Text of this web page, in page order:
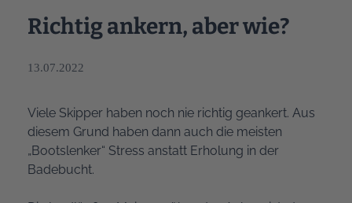
Richtig ankern, aber wie?
13.07.2022
Viele Skipper haben noch nie richtig geankert. Aus
diesem Grund haben dann auch die meisten
„Bootslenker“ Stress anstatt Erholung in der
Badebucht.